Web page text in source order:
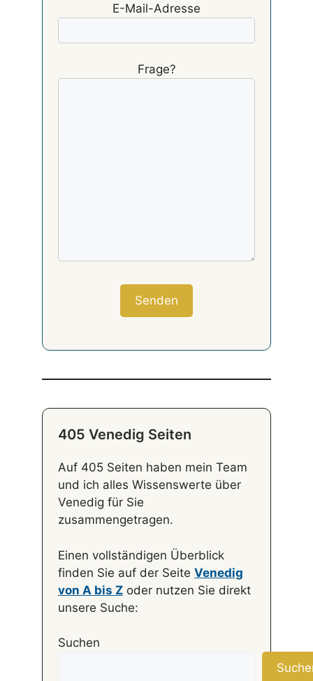
E-Mail-Adresse
Frage?
405 Venedig Seiten
Auf 405 Seiten haben mein Team
und ich alles Wissenswerte über
Venedig für Sie
zusammengetragen.
Einen vollständigen Überblick
finden Sie auf der Seite Venedig
von A bis Z oder nutzen Sie direkt
unsere Suche:
Suchen